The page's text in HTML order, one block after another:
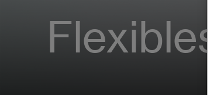
Flexibles